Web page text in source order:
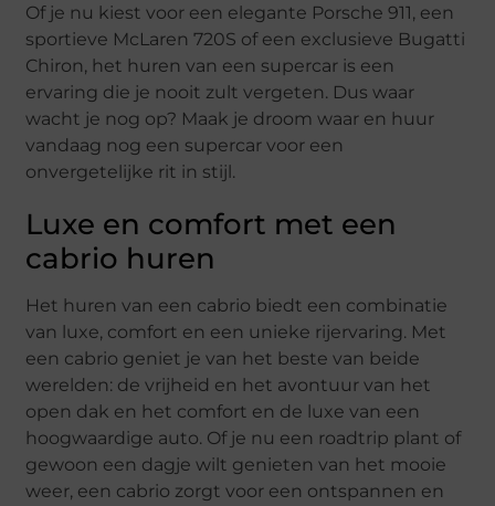
Of je nu kiest voor een elegante Porsche 911, een
sportieve McLaren 720S of een exclusieve Bugatti
Chiron, het huren van een supercar is een
ervaring die je nooit zult vergeten. Dus waar
wacht je nog op? Maak je droom waar en huur
vandaag nog een supercar voor een
onvergetelijke rit in stijl.
Luxe en comfort met een
cabrio huren
Het huren van een cabrio biedt een combinatie
van luxe, comfort en een unieke rijervaring. Met
een cabrio geniet je van het beste van beide
werelden: de vrijheid en het avontuur van het
open dak en het comfort en de luxe van een
hoogwaardige auto. Of je nu een roadtrip plant of
gewoon een dagje wilt genieten van het mooie
weer, een cabrio zorgt voor een ontspannen en